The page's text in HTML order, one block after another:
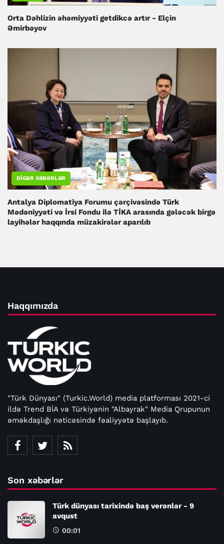
Orta Dəhlizin əhəmiyyəti getdikcə artır - Elçin
Əmirbəyov
DIGƏR XƏBƏRLƏR
Antalya Diplomatiya Forumu çərçivəsində Türk
Mədəniyyəti və İrsi Fondu ilə TİKA arasında gələcək birgə
layihələr haqqında müzakirələr aparılıb
Haqqımızda
"Türk Dünyası" (Turkic.World) media platforması 2021-ci
ildə Trend BİA və Türkiyənin "Albayrak" Media Qrupunun
əməkdaşlığı nəticəsində fəaliyyətə başlayıb.
Son xəbərlər
Türk dünyası tarixində baş verənlər - 9
avqust
00:01